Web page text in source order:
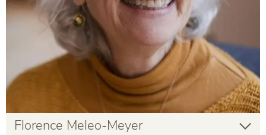
Florence Meleo-Meyer